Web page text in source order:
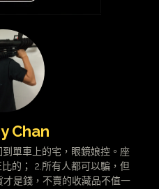
Chan
單車上的宅，眼鏡娘控。座
的； 2.所有人都可以騙，但
是錢，不賣的收藏品不值一